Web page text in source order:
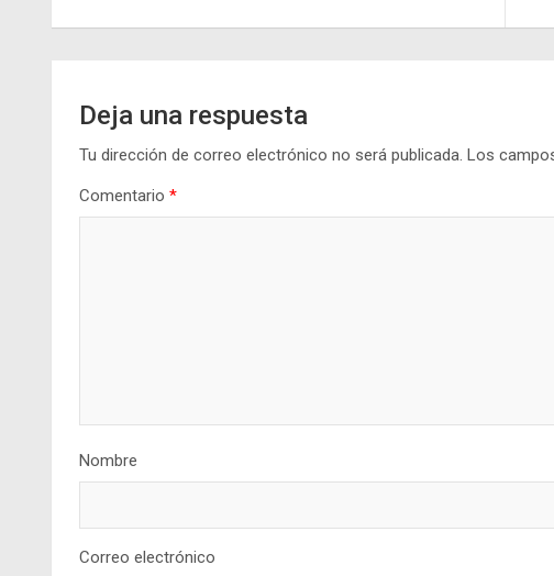
Deja una respuesta
Tu dirección de correo electrónico no será publicada. Los
Comentario *
Nombre
Correo electrónico